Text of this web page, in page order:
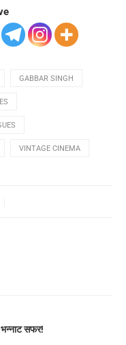
GABBAR SINGH
VINTAGE CINEMA
भन्नाट सफर!